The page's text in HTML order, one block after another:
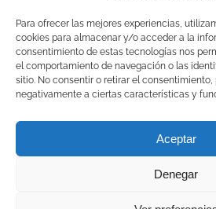
Para ofrecer las mejores experiencias,
cookies para almacenar y/o acceder a la
consentimiento de estas tecnologías nos
el comportamiento de navegación o las
sitio. No consentir o retirar el
negativamente a ciertas características y
Aceptar
Denegar
28935 – Madrid – España
+34 91 646 26 97
Copyright © Carnicerías Ortíz |